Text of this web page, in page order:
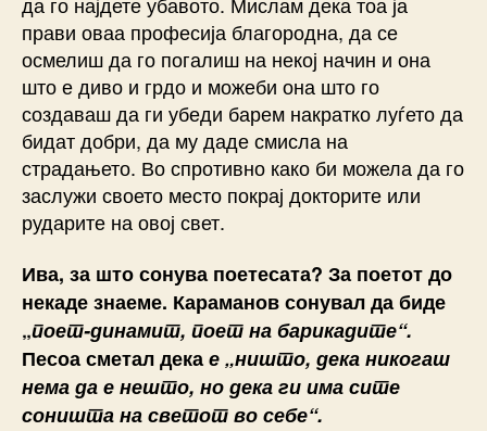
прави оваа професија благородна, да се
осмелиш да го погалиш на некој начин и она
што е диво и грдо и можеби она што го
создаваш да ги убеди барем накратко луѓето да
бидат добри, да му даде смисла на
страдањето. Во спротивно како би можела да го
заслужи своето место покрај докторите или
рударите на овој свет.
Ива, за што сонува поетесата? За поетот до
некаде знаеме. Караманов сонувал да биде
„поет-динамит, поет на барикадите“.
Песоа сметал декае „ништо, дека никогаш
нема да е нешто, но дека ги има сите
соништа на светот во себе“.